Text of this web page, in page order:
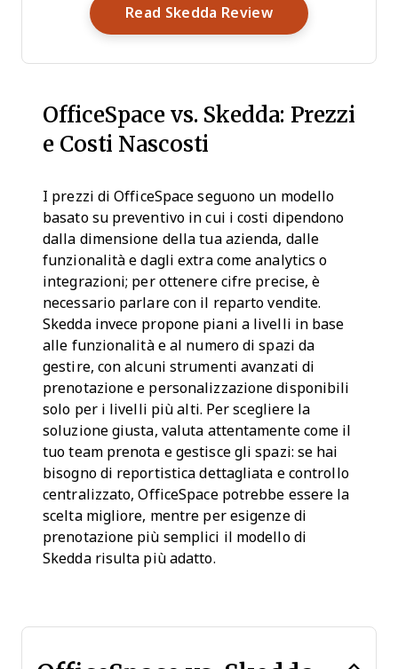
Read Skedda ReviewOpens New
OfficeSpace vs. Skedda: Prezzi
e Costi Nascosti
I prezzi di OfficeSpace seguono un modello
basato su preventivo in cui i costi dipendono
dalla dimensione della tua azienda, dalle
funzionalità e dagli extra come analytics o
integrazioni; per ottenere cifre precise, è
necessario parlare con il reparto vendite.
Skedda invece propone piani a livelli in base
alle funzionalità e al numero di spazi da
gestire, con alcuni strumenti avanzati di
prenotazione e personalizzazione disponibili
solo per i livelli più alti. Per scegliere la
soluzione giusta, valuta attentamente come il
tuo team prenota e gestisce gli spazi: se hai
bisogno di reportistica dettagliata e controllo
centralizzato, OfficeSpace potrebbe essere la
scelta migliore, mentre per esigenze di
prenotazione più semplici il modello di
Skedda risulta più adatto.